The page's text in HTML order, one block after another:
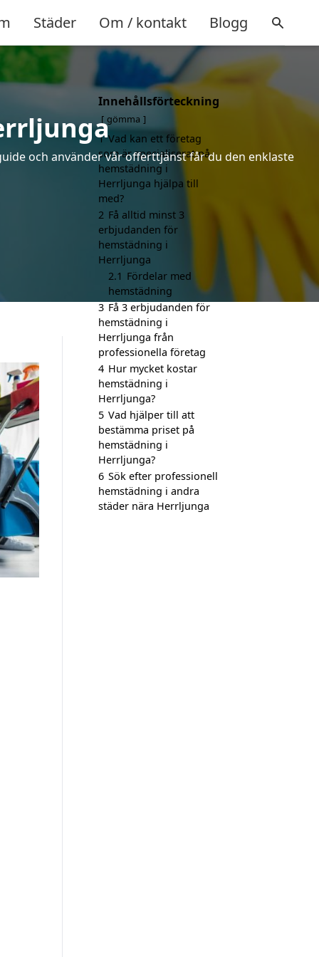
Städer Om / kontakt Blogg
och använder vår offerttjänst får du den enklaste
Innehållsförteckning
gömma
1 Vad kan ett företag
som är specialiserat på
hemstädning i
Herrljunga hjälpa till
med?
2 Få alltid minst 3
erbjudanden för
hemstädning i
Herrljunga
2.1 Fördelar med
hemstädning
3 Få 3 erbjudanden för
hemstädning i
Herrljunga från
professionella företag
4 Hur mycket kostar
hemstädning i
Herrljunga?
5 Vad hjälper till att
bestämma priset på
hemstädning i
Herrljunga?
6 Sök efter professionell
hemstädning i andra
städer nära Herrljunga